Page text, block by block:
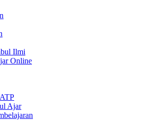
Ilmi
Online
Ajar